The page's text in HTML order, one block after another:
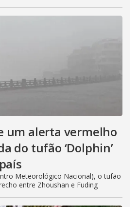
um alerta vermelho
do tufão ‘Dolphin’
Meteorológico Nacional), o tufão
entre Zhoushan e Fuding